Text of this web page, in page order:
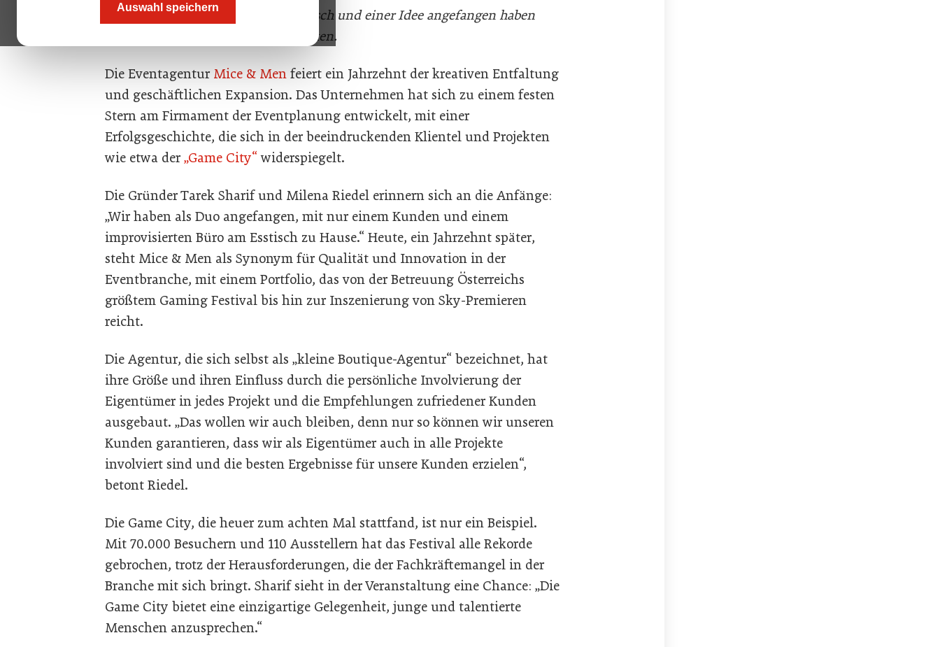
Auswahl speichern
Men, die mit nichts als einem Esstisch und einer Idee angefangen haben
und jetzt die Eventszene Wiens rocken.
Die Eventagentur Mice & Men feiert ein Jahrzehnt der kreativen Entfaltung
und geschäftlichen Expansion. Das Unternehmen hat sich zu einem festen
Stern am Firmament der Eventplanung entwickelt, mit einer
Erfolgsgeschichte, die sich in der beeindruckenden Klientel und Projekten
wie etwa der „Game City“widerspiegelt.
Die Gründer Tarek Sharif und Milena Riedel erinnern sich an die Anfänge:
„Wir haben als Duo angefangen, mit nur einem Kunden und einem
improvisierten Büro am Esstisch zu Hause.“ Heute, ein Jahrzehnt später,
steht Mice & Men als Synonym für Qualität und Innovation in der
Eventbranche, mit einem Portfolio, das von der Betreuung Österreichs
größtem Gaming Festival bis hin zur Inszenierung von Sky-Premieren
reicht.
Die Agentur, die sich selbst als „kleine Boutique-Agentur“ bezeichnet, hat
ihre Größe und ihren Einfluss durch die persönliche Involvierung der
Eigentümer in jedes Projekt und die Empfehlungen zufriedener Kunden
ausgebaut. „Das wollen wir auch bleiben, denn nur so können wir unseren
Kunden garantieren, dass wir als Eigentümer auch in alle Projekte
involviert sind und die besten Ergebnisse für unsere Kunden erzielen“,
betont Riedel.
Die Game City, die heuer zum achten Mal stattfand, ist nur ein Beispiel.
Mit 70.000 Besuchern und 110 Ausstellern hat das Festival alle Rekorde
gebrochen, trotz der Herausforderungen, die der Fachkräftemangel in der
Branche mit sich bringt. Sharif sieht in der Veranstaltung eine Chance: „Die
Game City bietet eine einzigartige Gelegenheit, junge und talentierte
Menschen anzusprechen.“